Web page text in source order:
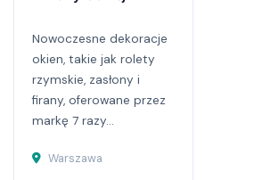
Nowoczesne dekoracje
okien, takie jak rolety
rzymskie, zasłony i
firany, oferowane przez
markę 7 razy...
Warszawa